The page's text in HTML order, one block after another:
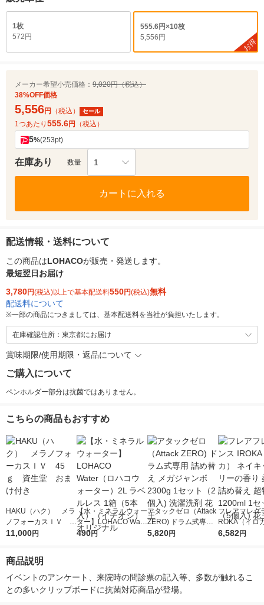
1枚
572円
555.6円×10枚
5,556円
お得
メーカー希望小売価格： 9,020円（税込）
38%OFF価格
5,556円 （税込） セール
1つあたり 555.6円 （税込）
5%(253pt)
在庫あり 数量 1
カートに入れる
配送情報・送料について
この商品はLOHACOが販売・発送します。
最短翌日お届け
3,780円(税込)以上で基本配送料550円(税込)無料
配送料について
※一部の商品につきましては、基本配送料を当社が負担いたします。
在庫確認住所：東京都にお届け
賞味期限/使用期限・返品について
ご購入について
ペンホルダー部分は抗菌ではありません。
こちらの商品もおすすめ
HAKU（ハク） メラ
ノフォーカスＩＶ 4
5ｇ 資生堂 おまけ
11,000円
【水・ミネラルウォー
ター】LOHACO Wate
r（ロハコウォータ
490円
アタックゼロ（Attack
ZERO) ドラム式専用
詰め替え メガジャン
5,820円
フレアフレグ
ROKA（イロ
イキッドリリ
6,582円
商品説明
イベントのアンケート、来院時の問診票の記入等、多数が触れるこ
との多いクリップボードに抗菌対応商品が登場。